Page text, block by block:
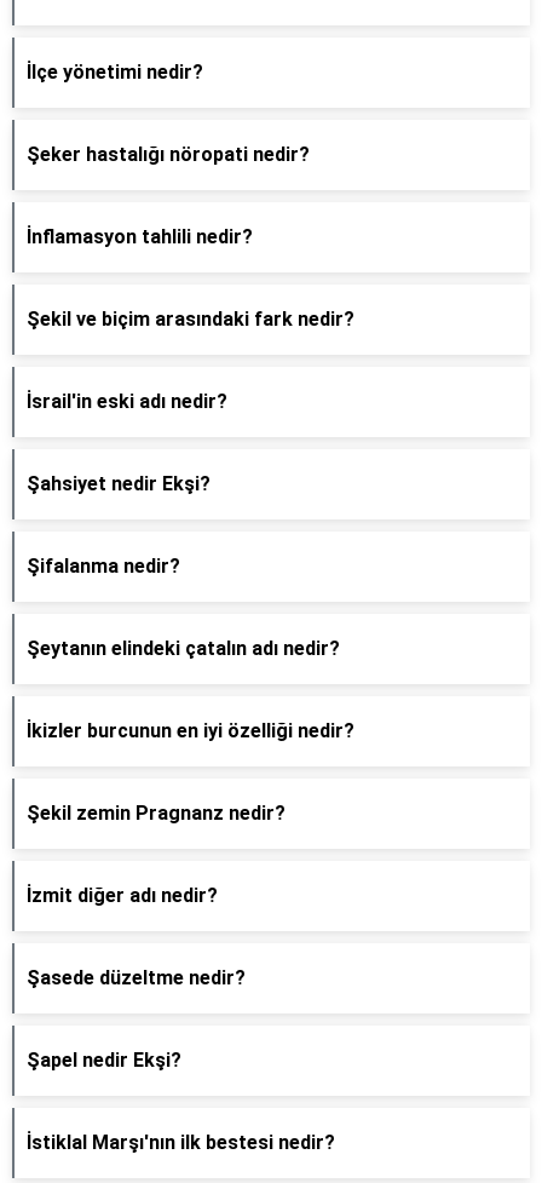
İlçe yönetimi nedir?
Şeker hastalığı nöropati nedir?
İnflamasyon tahlili nedir?
Şekil ve biçim arasındaki fark nedir?
İsrail'in eski adı nedir?
Şahsiyet nedir Ekşi?
Şifalanma nedir?
Şeytanın elindeki çatalın adı nedir?
İkizler burcunun en iyi özelliği nedir?
Şekil zemin Pragnanz nedir?
İzmit diğer adı nedir?
Şasede düzeltme nedir?
Şapel nedir Ekşi?
İstiklal Marşı'nın ilk bestesi nedir?